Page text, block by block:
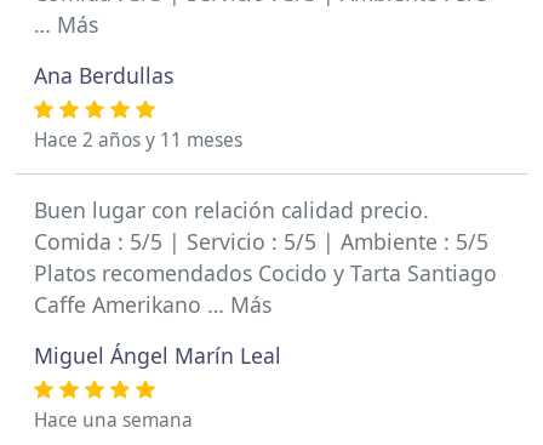
… Más
Ana Berdullas
Hace 2 años y 11 meses
Buen lugar con relación calidad precio.
Comida : 5/5 | Servicio : 5/5 | Ambiente : 5/5
Platos recomendados Cocido y Tarta Santiago
Caffe Amerikano … Más
Miguel Ángel Marín Leal
Hace una semana